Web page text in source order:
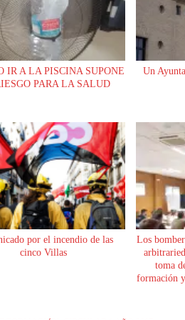
IR A LA PISCINA SUPONE
PARA LA SALUD
Un
por el incendio de las
cinco Villas
Los
toma
formación